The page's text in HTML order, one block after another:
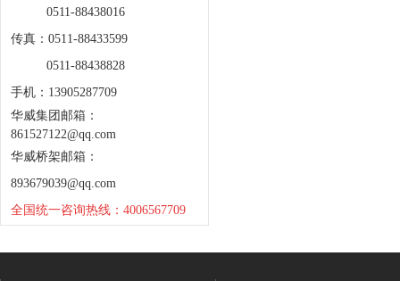
0511-88438016
传真：0511-88433599
0511-88438828
手机：13905287709
华威集团邮箱：
861527122@qq.com
华威桥架邮箱：
893679039@qq.com
全国统一咨询热线：4006567709